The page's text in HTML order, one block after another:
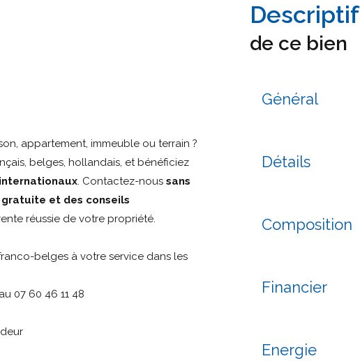
appartement, immeuble ou terrain ?
belges, hollandais, et bénéficiez
. Contactez-nous sans
et des conseils
réussie de votre propriété.
belges à votre service dans les
07 60 46 11 48
descriptif
de ce bien
Général
Détails
Composition
Financier
Energie